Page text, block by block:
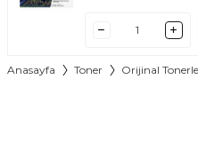
Anasayfa Toner Orijinal